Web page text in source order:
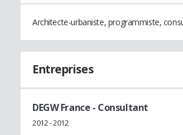
Architecte-urbaniste, programmiste,
Entreprises
DEGW France - Consultant
2012 - 2012